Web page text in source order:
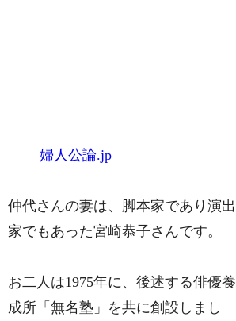
婦人公論.jp
仲代さんの妻は、脚本家であり演出
家でもあった宮崎恭子さんです。
お二人は1975年に、後述する俳優養
成所「無名塾」を共に創設しまし